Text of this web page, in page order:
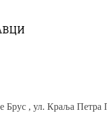
Брус , ул. Краља Петра